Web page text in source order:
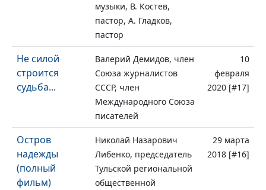
музыки, В. Костев,
пастор, А. Гладков,
пастор
Не силой
строится
судьба...
Валерий Демидов, член
Союза журналистов
СССР, член
Международного Союза
писателей
10
февраля
2020 [#17]
Остров
надежды
(полный
фильм)
Николай Назарович
Либенко, председатель
Тульской региональной
общественной
29 марта
2018 [#16]